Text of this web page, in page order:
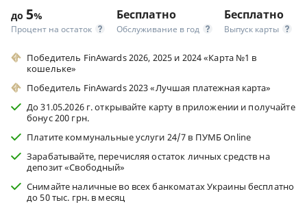
до 5%
Процент на остаток
Бесплатно
Обслуживание в год
Бесплатно
Выпуск карты
Победитель FinAwards 2026, 2025 и 2024 «Карта №1 в
кошельке»
Победитель FinAwards 2023 «Лучшая платежная карта»
До 31.05.2026 г. открывайте карту в приложении и получайте
бонус 200 грн.
Платите коммунальные услуги 24/7 в ПУМБ Online
Зарабатывайте, перечисляя остаток личных средств на
депозит «Свободный»
Снимайте наличные во всех банкоматах Украины бесплатно
до 50 тыс. грн. в месяц